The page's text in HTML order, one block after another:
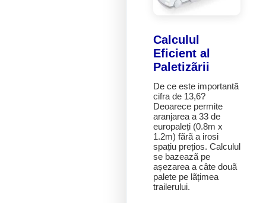
Calculul
Eficient al
Paletizãrii
De ce este importantã
cifra de 13,6?
Deoarece permite
aranjarea a 33 de
europaleți (0.8m x
1.2m) fãrã a irosi
spațiu prețios. Calculul
se bazeazã pe
așezarea a câte douã
palete pe lãțimea
trailerului.